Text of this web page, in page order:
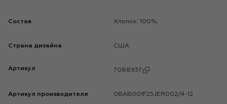
Состав Хлопок: 100%;
Страна дизайна США
Артикул 7088937
Артикул производителя 0BAB001F25JER002/4-12